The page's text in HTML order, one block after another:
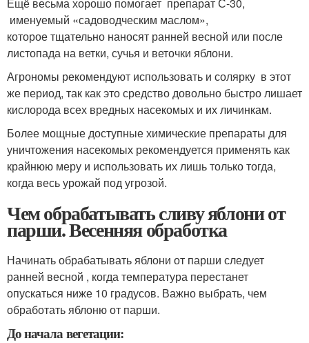
именуемый «садоводческим маслом»,
которое тщательно наносят ранней весной или после
листопада на ветки, сучья и веточки яблони.
Агрономы рекомендуют использовать и солярку в этот
же период, так как это средство довольно быстро лишает
кислорода всех вредных насекомых и их личинкам.
Более мощные доступные химические препараты для
уничтожения насекомых рекомендуется применять как
крайнюю меру и использовать их лишь только тогда,
когда весь урожай под угрозой.
Чем обрабатывать сливу яблони от
парши. Весенняя обработка
Начинать обрабатывать яблони от парши следует
ранней весной , когда температура перестанет
опускаться ниже 10 градусов. Важно выбрать, чем
обработать яблоню от парши.
До начала вегетации: